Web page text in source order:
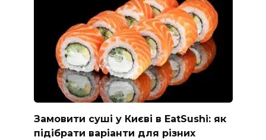
Замовити суші у Києві в EatSushi: як
підібрати варіанти для різних